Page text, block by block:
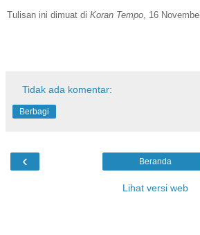
Tulisan ini dimuat di Koran Tempo, 16
Tidak ada komentar:
Berbagi
‹ Beranda
Lihat versi web